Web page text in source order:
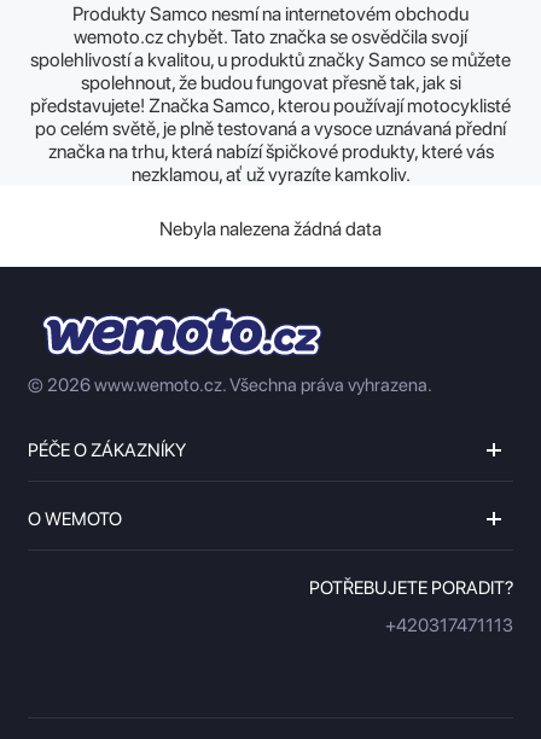
Produkty Samco nesmí na internetovém obchodu
wemoto.cz chybět. Tato značka se osvědčila svojí
spolehlivostí a kvalitou, u produktů značky Samco se můžete
spolehnout, že budou fungovat přesně tak, jak si
představujete! Značka Samco, kterou používají motocyklisté
po celém světě, je plně testovaná a vysoce uznávaná přední
značka na trhu, která nabízí špičkové produkty, které vás
nezklamou, ať už vyrazíte kamkoliv.
Nebyla nalezena žádná data
© 2026 www.wemoto.cz.Všechna práva vyhrazena.
PÉČE O ZÁKAZNÍKY
O WEMOTO
POTŘEBUJETE PORADIT?
+420317471113